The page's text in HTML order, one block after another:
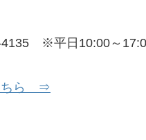
4135 ※平日10:00～
ちら ⇒